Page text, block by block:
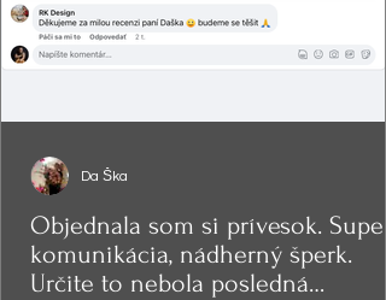
Objednala som si prívesok. Super
komunikácia, nádherný šperk.
Určite to nebola posledná
Da Ška